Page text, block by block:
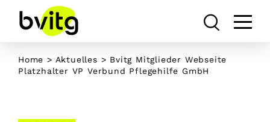
content
Home > Aktuelles > Bvitg Mitglieder Webseite
Platzhalter VP Verbund Pflegehilfe GmbH